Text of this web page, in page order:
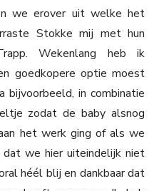
we erover uit welke het
Stokke mij met hun
Wekenlang heb ik
goedkopere optie moest
bijvoorbeeld, in combinatie
zodat de baby alsnog
het werk ging of als we
we hier uiteindelijk niet
héél blij en dankbaar dat